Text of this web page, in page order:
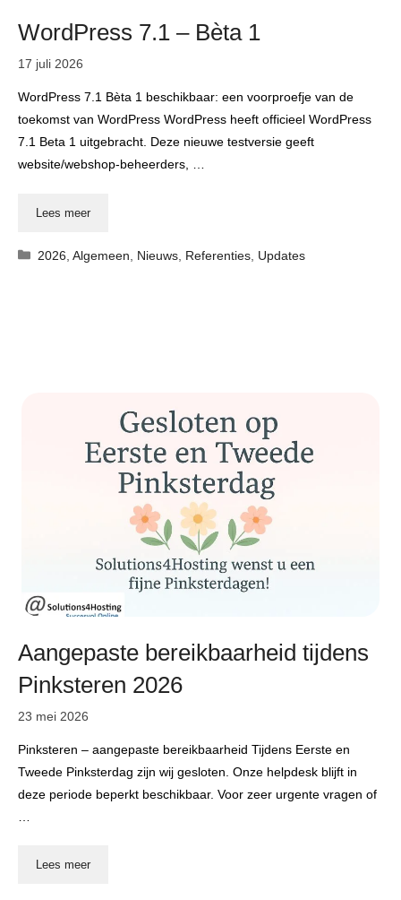
WordPress 7.1 – Bèta 1
17 juli 2026
WordPress 7.1 Bèta 1 beschikbaar: een voorproefje van de
toekomst van WordPress WordPress heeft officieel WordPress
7.1 Beta 1 uitgebracht. Deze nieuwe testversie geeft
website/webshop-beheerders, …
Lees meer
Categorieën
2026 ,Algemeen Nieuws Referenties Updates
Aangepaste bereikbaarheid tijdens
Pinksteren 2026
23 mei 2026
Pinksteren – aangepaste bereikbaarheid Tijdens Eerste en
Tweede Pinksterdag zijn wij gesloten. Onze helpdesk blijft in
deze periode beperkt beschikbaar. Voor zeer urgente vragen of
Lees meer